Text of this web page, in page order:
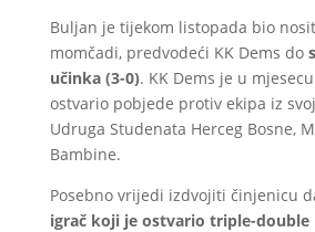
Buljan je tijekom listopada bio
momčadi, predvodeći KK Dems do
učinka (3-0). KK Dems je u
ostvario pobjede protiv ekipa iz
Udruga Studenata Herceg Bosne,
Bambine.
Posebno vrijedi izdvojiti činjenicu
igrač koji je ostvario triple-double